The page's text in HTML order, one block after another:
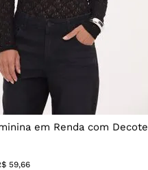
em Renda com Decote
59,66